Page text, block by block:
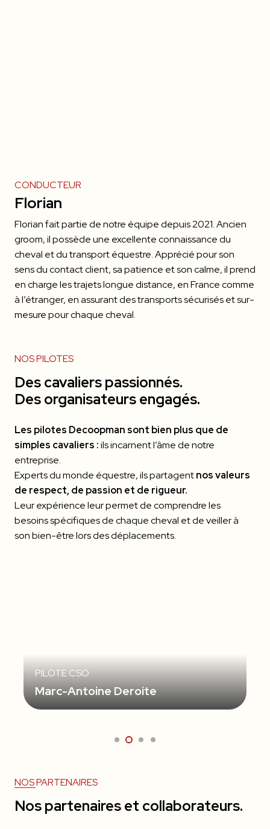
CONDUCTEUR
Florian
Florian fait partie de notre équipe depuis 2021. Ancien
groom, il possède une excellente connaissance du
cheval et du transport équestre. Apprécié pour son
sens du contact client, sa patience et son calme, il prend
en charge les trajets longue distance, en France comme
à l’étranger, en assurant des transports sécurisés et sur-
mesure pour chaque cheval.
NOS PILOTES
Des cavaliers passionnés.
Des organisateurs engagés.
Les pilotes Decoopman sont bien plus que de
simples cavaliers :ils incarnent l’âme de notre
entreprise.
Experts du monde équestre, ils partagentnos valeurs
de respect, de passion et de rigueur.
Leur expérience leur permet de comprendre les
besoins spécifiques de chaque cheval et de veiller à
son bien-être lors des déplacements.
PILOTE CSO
Marc-Antoine Deroite
NOS PARTENAIRES
Nos partenaires et collaborateurs.